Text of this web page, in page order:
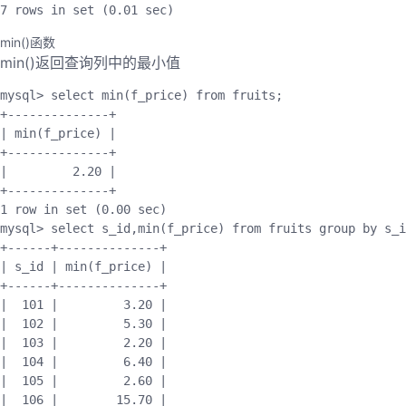
7 rows in set (0.01 sec)
min()函数
min()返回查询列中的最小值
mysql> select min(f_price) from fruits ;
+-- -- -- -- -- -- --+
min(f_price)
+-- -- -- -- -- -- --+
2.20
+-- -- -- -- -- -- --+
1
row in set (0.00 sec)
mysql> select s_id ,min(f_price)
from fruits group by
+-- -- --+-- -- -- -- -- -- --+
s_id min(f_price)
+-- -- --+-- -- -- -- -- -- --+
101 3.20
102 5.30
103 2.20
104 6.40
105 2.60
106 15.70